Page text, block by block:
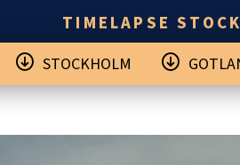
TIMELAPSE
STOCKHOLM